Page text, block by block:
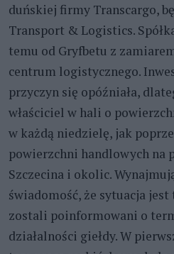
duńskiej firmy Transcargo,
Transport & Logistics.
temu od Gryfbetu z
centrum logistycznego.
przyczyn się opóźniała,
właściciel w hali o
w każdą niedzielę, jak
powierzchni handlowych na
Szczecina i okolic.
świadomość, że sytuacja
zostali poinformowani o
działalności giełdy. W